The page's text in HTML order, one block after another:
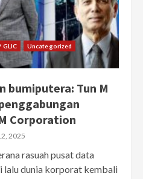
GLIC Uncategorized
bumiputera: Tun M
Corporation
2025
rasuah pusat data
lalu dunia korporat kembali